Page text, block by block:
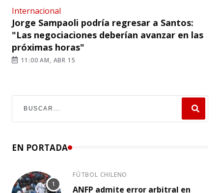
Internacional
Jorge Sampaoli podría regresar a Santos:
"Las negociaciones deberían avanzar en las
próximas horas"
11:00 AM, ABR 15
EN PORTADA
FÚTBOL CHILENO
ANFP admite error arbitral en